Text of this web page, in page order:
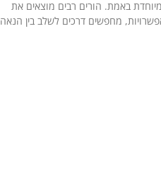
באמת. הורים רבים מוצאים את
מחפשים דרכים לשלב בין הנאה